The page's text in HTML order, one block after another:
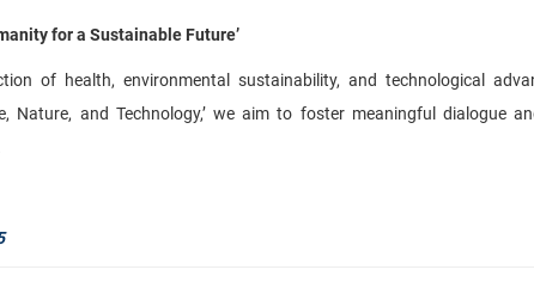
for a Sustainable Future’
of health, environmental sustainability, and technological
Nature, and Technology,’ we aim to foster meaningful dialogue